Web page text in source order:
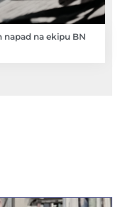
napad na ekipu BN